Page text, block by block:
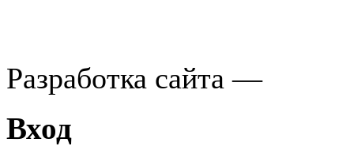
Разработка сайта —
Вход